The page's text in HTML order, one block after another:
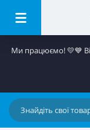
Ми працюємо! 💛​💙